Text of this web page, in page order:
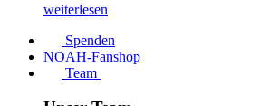
weiterlesen
Spenden
NOAH-Fanshop
Team